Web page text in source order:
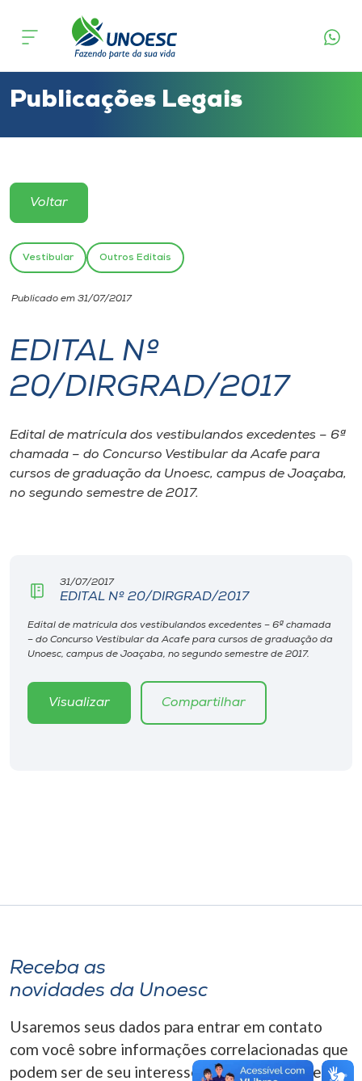
Cursos
Atendimento ao Estudante
Portal de Ensino
Unoesc
Internacionalização
I.nova
Diplomados
Cultura
Biblioteca
Editora
Rádio
A+
Publicações Legais
Voltar
Vestibular Outros Editais
Publicado em 31/07/2017
EDITAL Nº
20/DIRGRAD/2017
Edital de matrícula dos vestibulandos excedentes – 6ª
chamada – do Concurso Vestibular da Acafe para
cursos de graduação da Unoesc, campus de Joaçaba,
no segundo semestre de 2017.
31/07/2017
EDITAL Nº 20/DIRGRAD/2017
Edital de matrícula dos vestibulandos excedentes – 6ª chamada
– do Concurso Vestibular da Acafe para cursos de graduação da
Unoesc, campus de Joaçaba, no segundo semestre de 2017.
Visualizar Compartilhar
Receba as
novidades da Unoesc
Usaremos seus dados para entrar em contato
com você sobre informações correlacionadas que
podem ser de seu interesse. Você pode cancelar o